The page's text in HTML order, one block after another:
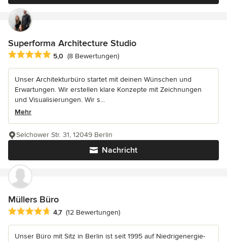
Superforma Architecture Studio
Durchschnittliche Bewertung: 5 von 5 Sternen
5,0 (8 Bewertungen)
Unser Architekturbüro startet mit deinen Wünschen und
Erwartungen. Wir erstellen klare Konzepte mit Zeichnungen
und Visualisierungen. Wir s...
Mehr
Nachricht
Selchower Str. 31, 12049 Berlin
Müllers Büro
Durchschnittliche Bewertung: 4.7 von 5 Sternen
4,7 (12 Bewertungen)
Unser Büro mit Sitz in Berlin ist seit 1995 auf Niedrigenergie-